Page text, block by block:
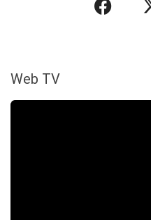
Web TV